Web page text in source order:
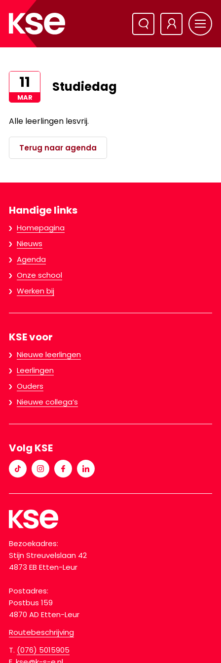
11
MAR
Studiedag
Alle leerlingen lesvrij.
Terug naar agenda
Handige links
Homepagina
Nieuws
Agenda
Onze school
Werken bij
KSE voor
Nieuwe leerlingen
Leerlingen
Ouders
Nieuwe collega’s
Volg KSE
Bezoekadres:
Stijn Streuvelslaan 42
4873 EB Etten-Leur
Postadres:
Postbus 159
4870 AD Etten-Leur
Routebeschrijving
T. (076) 5015905